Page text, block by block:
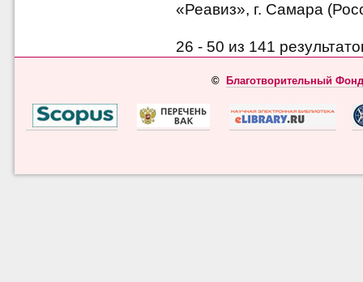
«Реавиз», г. Самара
26 - 50 из 141
© Благотворительный